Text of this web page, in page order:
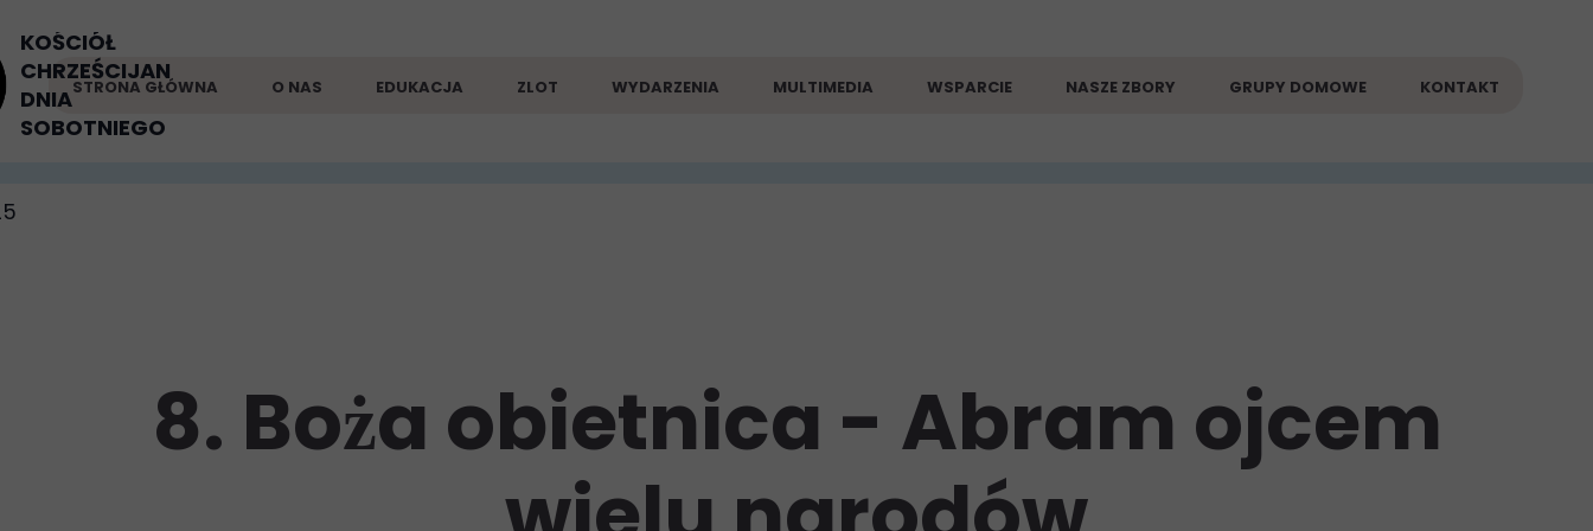
KOŚCIÓŁ
CHRZEŚCIJAN
DNIA
SOBOTNIEGO
STRONA GŁÓWNA O NAS EDUKACJA ZLOT WYDARZENIA MULTIMEDIA WSPARCIE NASZE ZBORY GRUPY DOMOWE KONTAKT
8. Boża obietnica - Abram ojcem